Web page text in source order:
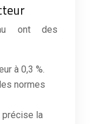
ont des
à 0,3 %.
normes
précise la